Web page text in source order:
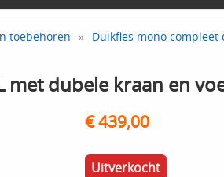
toebehoren » Duikfles mono compleet
met dubele kraan en
€ 439,00
Uitverkocht